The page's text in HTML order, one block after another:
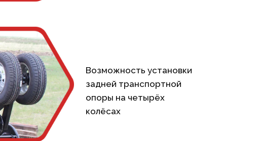
Возможность установки
задней транспортной
опоры на четырёх
колёсах